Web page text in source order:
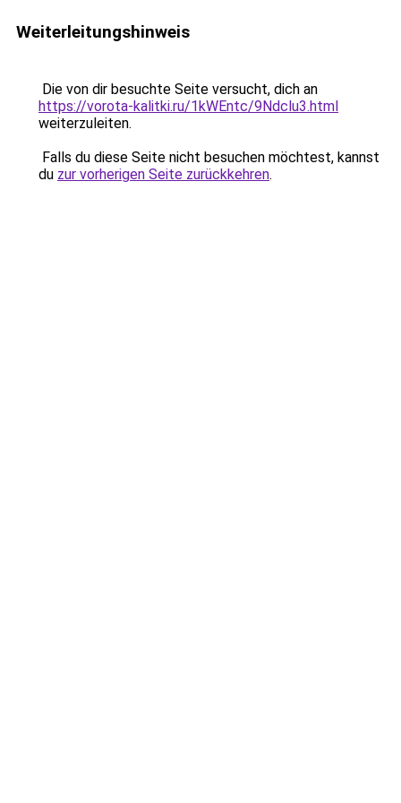
Weiterleitungshinweis
Die von dir besuchte Seite versucht, dich an
https://vorota-kalitki.ru/1kWEntc/9Ndclu3.html
weiterzuleiten.
Falls du diese Seite nicht besuchen möchtest, kannst
du zur vorherigen Seite zurückkehren.